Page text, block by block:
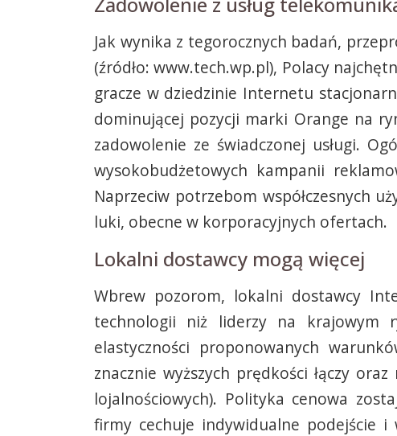
Jak wynika z tegorocznych badań,
(źródło: www.tech.wp.pl), Polacy
gracze w dziedzinie Internetu
dominującej pozycji marki Orange na
zadowolenie ze świadczonej usługi.
wysokobudżetowych kampanii
Naprzeciw potrzebom współczesnych
luki, obecne w korporacyjnych ofertach.
Lokalni dostawcy mogą więcej
Wbrew pozorom, lokalni dostawcy
technologii niż liderzy na krajowym
elastyczności proponowanych
znacznie wyższych prędkości łączy
lojalnościowych). Polityka cenowa
firmy cechuje indywidualne podejście i